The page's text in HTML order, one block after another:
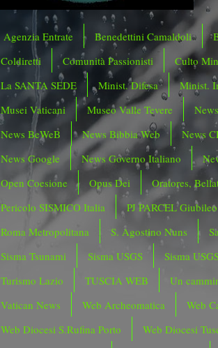
Agenzia Entrate Benedettini Camaldoli
Coldiretti
Comunità Passionisti Culto
La SANTA SEDE
Minist. Difesa Minist.
Musei Vaticani
Museo Valle Tevere
News BeWeB
News Bibbia Web News
News Google
News Governo Italiano
Open Coesione
Opus Dei Oratores,
Pericolo SISMICO Italia
PJ PARCEL
Roma Metropolitana
S. Agostino Nuns
Sisma Tsunami
Sisma USGS Sisma
Turismo Lazio
TUSCIA WEB Un
Vatican News
Web Archeomatica Web
Web Diocesi S.Rufina Porto
Web Diocesi